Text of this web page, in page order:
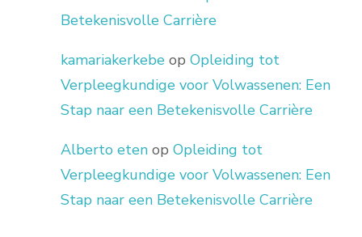
Betekenisvolle Carrière
kamariakerkebe op Opleiding tot
Verpleegkundige voor Volwassenen: Een
Stap naar een Betekenisvolle Carrière
Alberto eten op Opleiding tot
Verpleegkundige voor Volwassenen: Een
Stap naar een Betekenisvolle Carrière